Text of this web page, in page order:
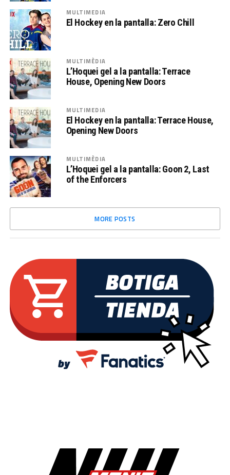
MULTIMEDIA
El Hockey en la pantalla: Zero Chill
MULTIMÈDIA
L’Hoquei gel a la pantalla: Terrace
House, Opening New Doors
MULTIMEDIA
El Hockey en la pantalla: Terrace House,
Opening New Doors
MULTIMÈDIA
L’Hoquei gel a la pantalla: Goon 2, Last
of the Enforcers
MORE POSTS